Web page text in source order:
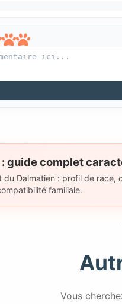
guide complet
du Dalmatien : profil de race,
familiale.
Vous